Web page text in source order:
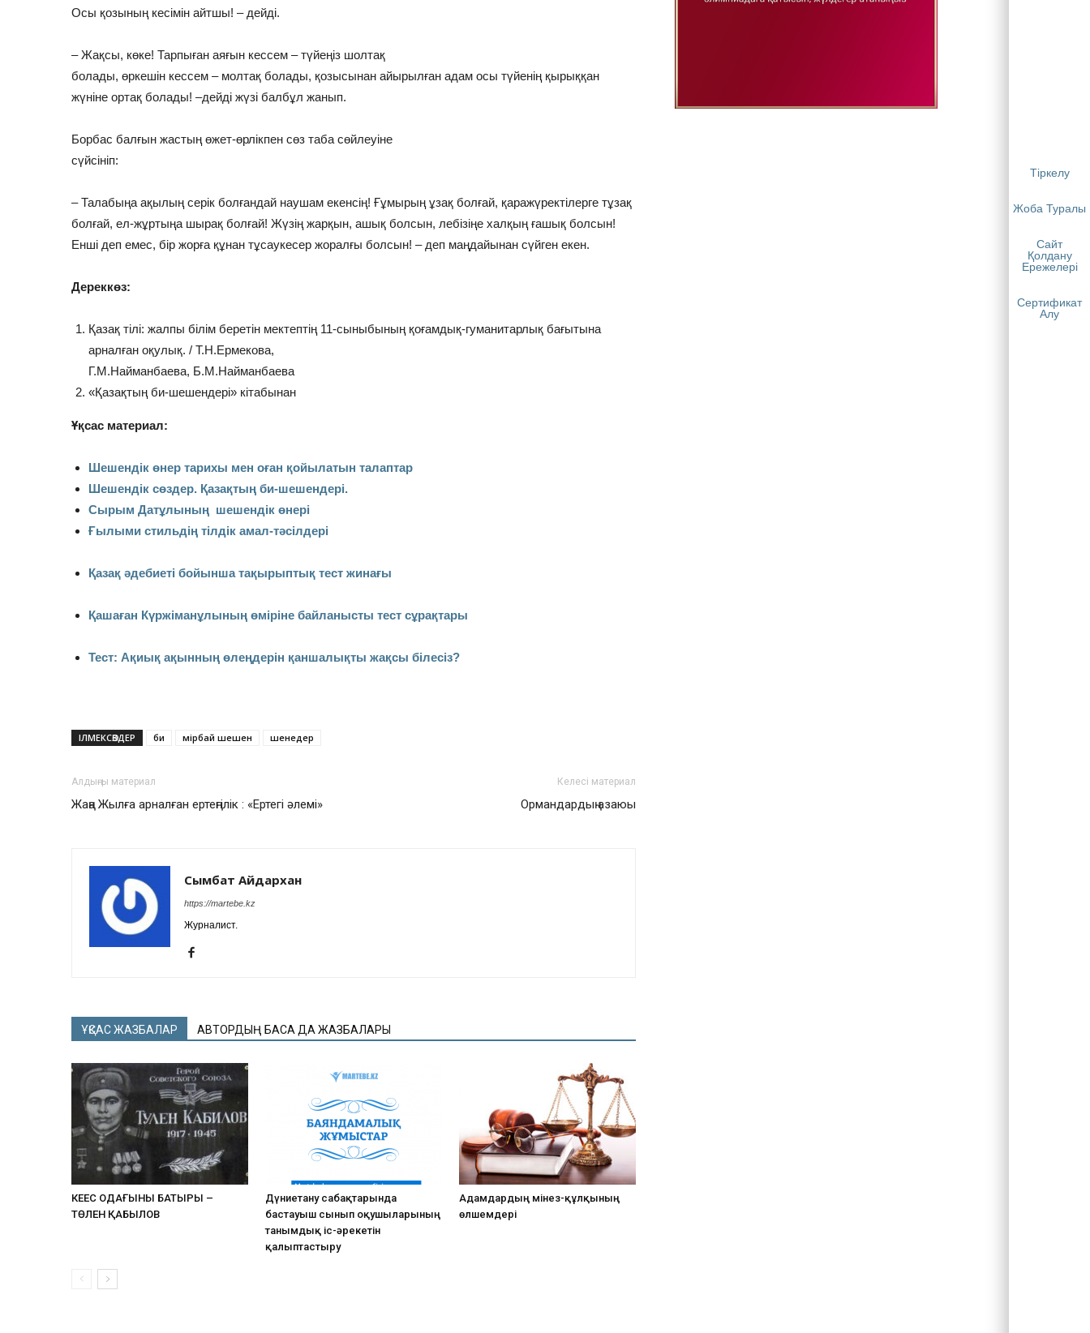
Тіркелу
Жоба Туралы
Сайт
Қолдану
Ережелері
Сертификат
Алу
Осы қозының кесімін айтшы! – дейді.
– Жақсы, көке! Тарпыған аяғын кессем – түйеңіз шолтақ
болады, өркешін кессем – молтақ болады, қозысынан айырылған адам осы түйенің қырыққан
жүніне ортақ болады! –дейді жүзі балбұл жанып.
Борбас балғын жастың өжет-өрлікпен сөз таба сөйлеуіне
сүйсініп:
– Талабыңа ақылың серік болғандай наушам екенсің! Ғұмырың ұзақ болғай, қаражүректілерге тұзақ
болғай, ел-жұртыңа шырақ болғай! Жүзің жарқын, ашық болсын, лебізіңе халқың ғашық болсын!
Енші деп емес, бір жорға құнан тұсаукесер жоралғы болсын! – деп маңдайынан сүйген екен.
Дереккөз:
Қазақ тілі: жалпы білім беретін мектептің 11-сыныбының қоғамдық-гуманитарлық бағытына
арналған оқулық. / Т.Н.Ермекова,
Г.М.Найманбаева, Б.М.Найманбаева
«Қазақтың би-шешендері» кітабынан
Ұқсас материал:
Шешендік өнер тарихы мен оған қойылатын талаптар
Шешендік сөздер. Қазақтың би-шешендері.
Сырым Датұлының шешендік өнері
Ғылыми стильдің тілдік амал-тәсілдері
Қазақ әдебиеті бойынша тақырыптық тест жинағы
Қашаған Күржіманұлының өміріне байланысты тест сұрақтары
Тест: Ақиық ақынның өлеңдерін қаншалықты жақсы білесіз?
ІЛМЕКСӨЗДЕР би Өмірбай шешен шенедер
Алдыңғы материал
Жаңа Жылға арналған ертеңгілік : «Ертегі әлемі»
Келесі материал
Ор­ман­дар­дың азаюы
Сымбат Айдархан
https://martebe.kz
Журналист.
ҰҚСАС ЖАЗБАЛАР АВТОРДЫҢ БАСҚА ДА ЖАЗБАЛАРЫ
КЕҢЕС ОДАҒЫНЫҢ БАТЫРЫ –
ТӨЛЕН ҚАБЫЛОВ
Дүниетану сабақтарында
бастауыш сынып оқушыларының
танымдық іс-әрекетін
қалыптастыру
Адамдардың мінез-құлқының
өлшемдері